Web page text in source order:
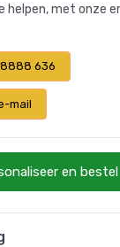
helpen, met onze
8888 636
mail
en bestel